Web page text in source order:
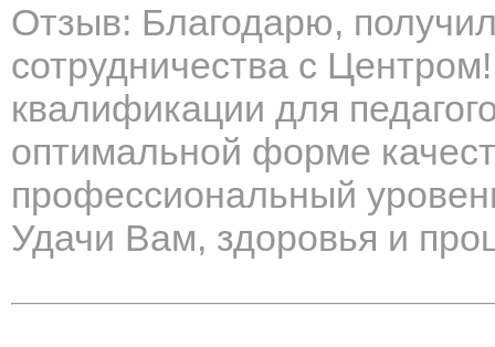
Отзыв: Благодарю,
сотрудничества с
квалификации для
оптимальной форме
профессиональный
Удачи Вам, здоровья и